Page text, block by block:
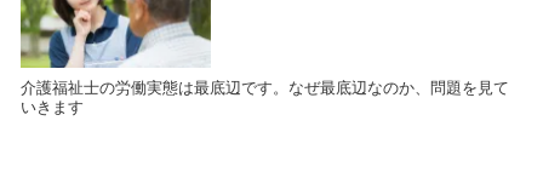
介護福祉士の労働実態は最底辺です。なぜ最底辺なのか、問題を見て
いきます